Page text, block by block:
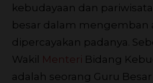
kebudayaan dan
besar dalam mengemban
dipercayakan padanya.
Wakil Menteri Bidang
adalah seorang Guru